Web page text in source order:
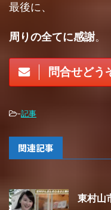
最後に、
周りの全てに感謝。
問合せどう
-記事
関連記事
東村山